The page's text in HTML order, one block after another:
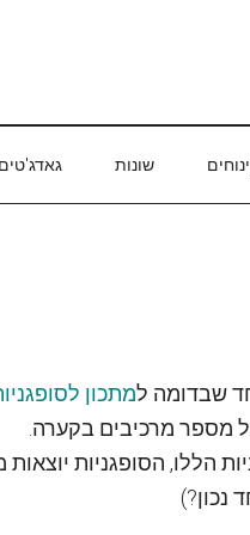
שונות גאדג'טים
שבדומה למתכון
הללו, הסופגניות
נכון?)